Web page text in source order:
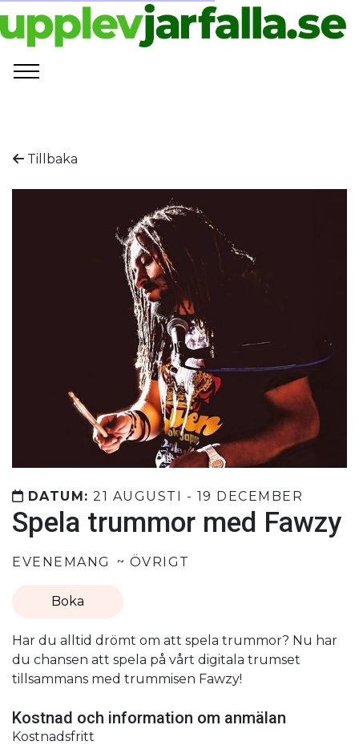
Tillbaka
DATUM: 21 AUGUSTI - 19 DECEMBER
Spela trummor med Fawzy
EVENEMANG ÖVRIGT
Boka
Har du alltid drömt om att spela trummor? Nu har
du chansen att spela på vårt digitala trumset
tillsammans med trummisen Fawzy!
Kostnad och information om anmälan
Kostnadsfritt